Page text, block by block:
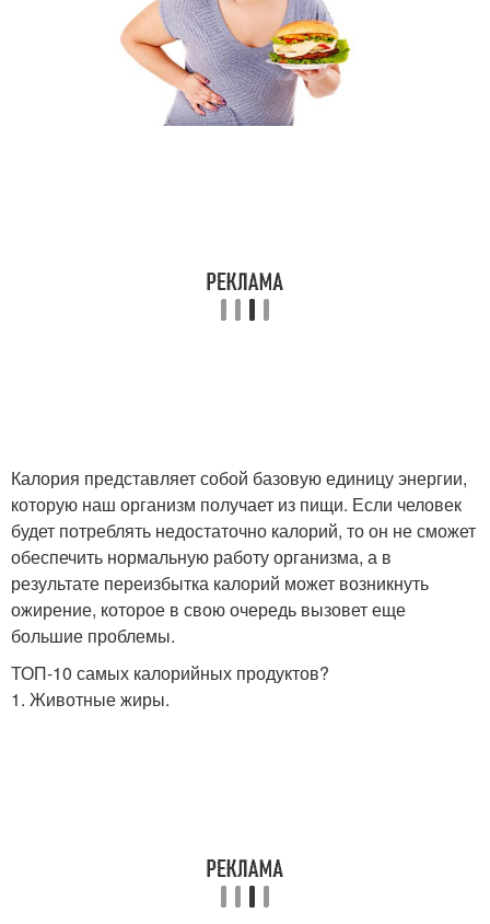
Калория представляет собой базовую единицу энергии,
которую наш организм получает из пищи. Если человек
будет потреблять недостаточно калорий, то он не сможет
обеспечить нормальную работу организма, а в
результате переизбытка калорий может возникнуть
ожирение, которое в свою очередь вызовет еще
большие проблемы.
ТОП-10 самых калорийных продуктов?
1. Животные жиры.